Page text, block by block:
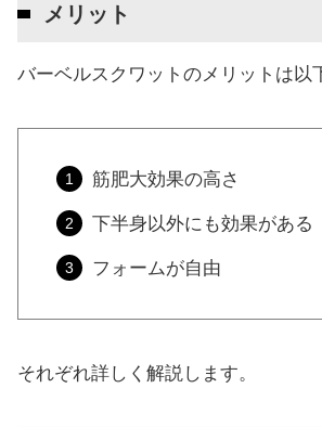
メリット
バーベルスクワットのメリットは以
筋肥大効果の高さ
下半身以外にも効果がある
フォームが自由
それぞれ詳しく解説します。